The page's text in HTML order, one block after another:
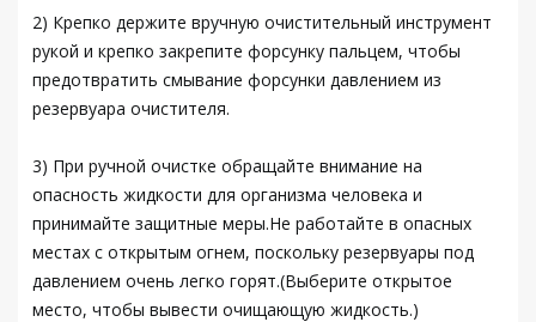
2) Крепко держите вручную очистительный инструмент
рукой и крепко закрепите форсунку пальцем, чтобы
предотвратить смывание форсунки давлением из
резервуара очистителя.
3) При ручной очистке обращайте внимание на
опасность жидкости для организма человека и
принимайте защитные меры.Не работайте в опасных
местах с открытым огнем, поскольку резервуары под
давлением очень легко горят.(Выберите открытое
место, чтобы вывести очищающую жидкость.)